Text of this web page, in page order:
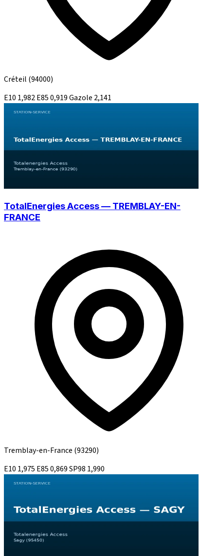
Créteil (94000)
E10 1,982E850,919Gazole 2,141
TotalEnergies Access — TREMBLAY-EN-
FRANCE
Tremblay-en-France (93290)
E10 1,975 E850,869SP98 1,990